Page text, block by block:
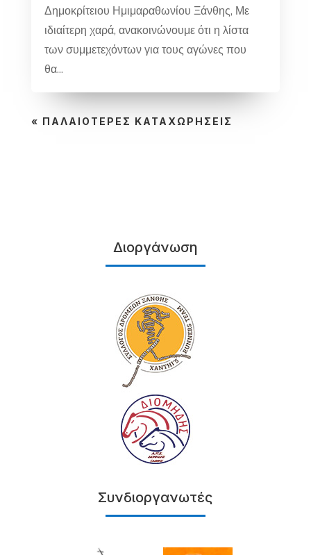
Δημοκρίτειου Ημιμαραθωνίου Ξάνθης, Με
ιδιαίτερη χαρά, ανακοινώνουμε ότι η λίστα
των συμμετεχόντων για τους αγώνες που
θα...
« ΠΑΛΑΙΌΤΕΡΕΣ ΚΑΤΑΧΩΡΉΣΕΙΣ
Διοργάνωση
Συνδιοργανωτές